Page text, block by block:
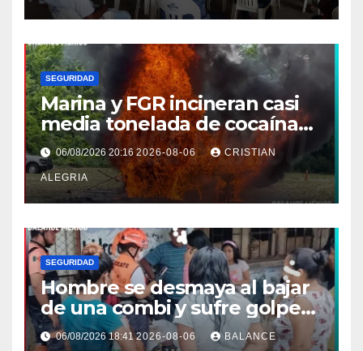
SEGURIDAD
Marina y FGR incineran casi
media tonelada de cocaína
asegurada frente a las costas
de Chiapas
06/08/2026 20:16 2026-08-06 CRISTIAN
ALEGRIA
SEGURIDAD
Hombre se desmaya al bajar
de una combi y sufre golpe
en la cabeza en Tapachula
06/08/2026 18:412026-08-06 BALANCE